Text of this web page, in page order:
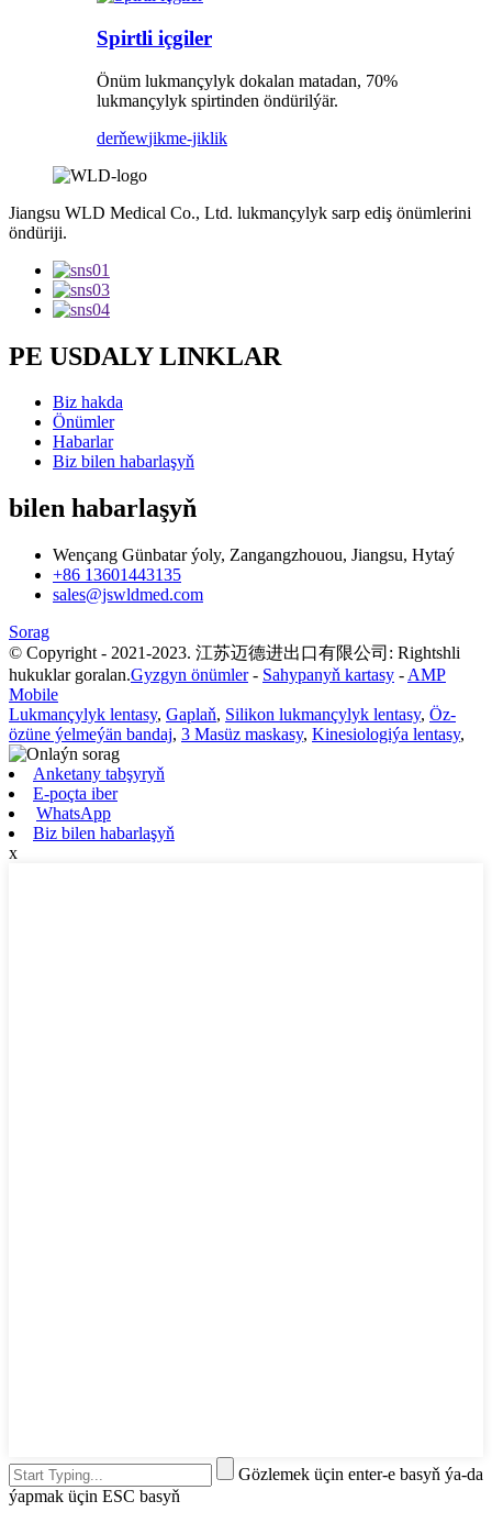
Spirtli içgiler
Önüm lukmançylyk dokalan matadan, 70%
lukmançylyk spirtinden öndürilýär.
derňewjikme-jiklik
Jiangsu WLD Medical Co., Ltd. lukmançylyk sarp ediş önümlerini
öndüriji.
PE USDALY LINKLAR
Biz hakda
Önümler
Habarlar
Biz bilen habarlaşyň
bilen habarlaşyň
Wençang Günbatar ýoly, Zangangzhouou, Jiangsu, Hytaý
+86 13601443135
sales@jswldmed.com
Sorag
© Copyright - 2021-2023. 江苏迈德进出口有限公司: Rightshli
hukuklar goralan.Gyzgyn önümler- Sahypanyň kartasy - AMP
Mobile
Lukmançylyk lentasy, Gaplaň, Silikon lukmançylyk lentasy, Öz-
özüne ýelmeýän bandaj, 3 Masüz maskasy, Kinesiologiýa lentasy,
Anketany tabşyryň
E-poçta iber
WhatsApp
Biz bilen habarlaşyň
x
Gözlemek üçin enter-e basyň ýa-da
ýapmak üçin ESC basyň